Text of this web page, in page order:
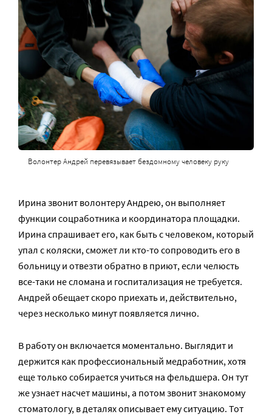
Волонтер Андрей перевязывает бездомному человеку руку
Ирина звонит волонтеру Андрею, он выполняет
функции соцработника и координатора площадки.
Ирина спрашивает его, как быть с человеком, который
упал с коляски, сможет ли кто-то сопроводить его в
больницу и отвезти обратно в приют, если челюсть
все-таки не сломана и госпитализация не требуется.
Андрей обещает скоро приехать и, действительно,
через несколько минут появляется лично.
В работу он включается моментально. Выглядит и
держится как профессиональный медработник, хотя
еще только собирается учиться на фельдшера. Он тут
же узнает насчет машины, а потом звонит знакомому
стоматологу, в деталях описывает ему ситуацию. Тот